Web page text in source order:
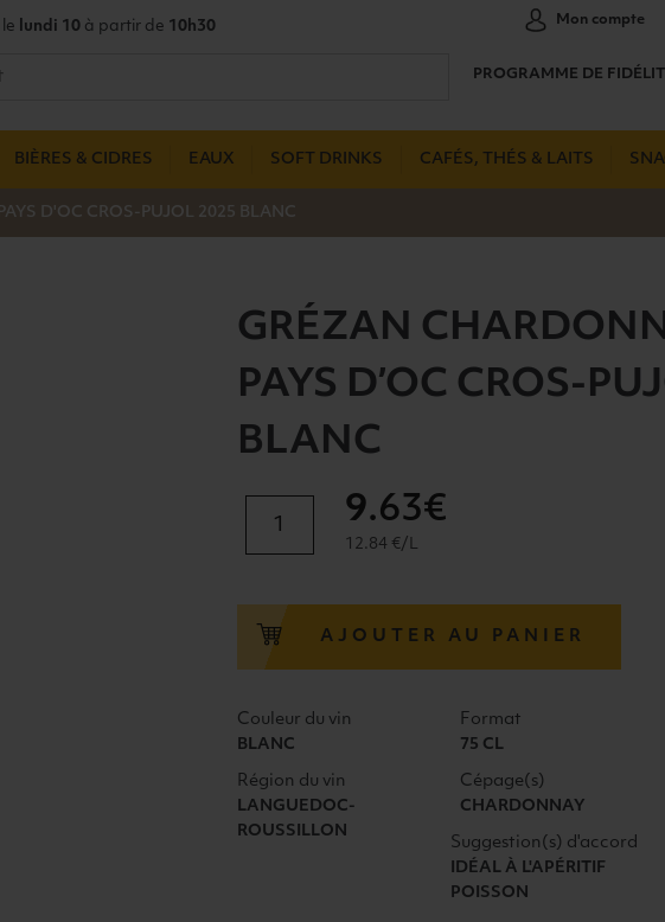
lundi 10 à partir de 10h30 Mon compte
PROGRAMME DE
BIÈRES & CIDRES EAUX SOFT DRINKS CAFÉS, THÉS & LAITS
D'OC CROS-PUJOL 2025 BLANC
GRÉZAN
PAYS D’OC CROS-
BLANC
IGP
PAYS
CROS-
PUJOL
BLANC
9.63€
12.84 €/L
AJOUTER AU PANIER
Couleur du vin
BLANC
Format
75 CL
Région du vin
LANGUEDOC-
ROUSSILLON
Cépage(s)
CHARDONNAY
Suggestion(s) d'accord
IDÉAL À L'APÉRITIF
POISSON